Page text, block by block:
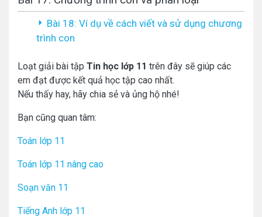
Bài 18: Ví dụ về cách viết và sử dụng chương
trình con
Loạt giải bài tập Tin học lớp 11 trên đây sẽ giúp các
em đạt được kết quả học tập cao nhất.
Nếu thấy hay, hãy chia sẻ và ủng hộ nhé!
Bạn cũng quan tâm:
Toán lớp 11
Toán lớp 11 nâng cao
Soạn văn 11
Tiếng Anh lớp 11